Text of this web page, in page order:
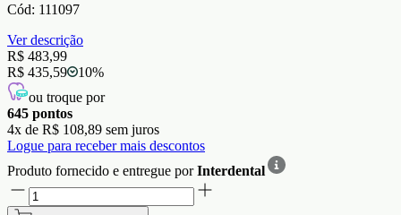
Cód: 111097
Ver descrição
R$ 483,99
R$ 435,59
10%
ou troque por
645 pontos
4x de R$ 108,89 sem juros
Logue para receber mais descontos
Produto fornecido e entregue porInterdental